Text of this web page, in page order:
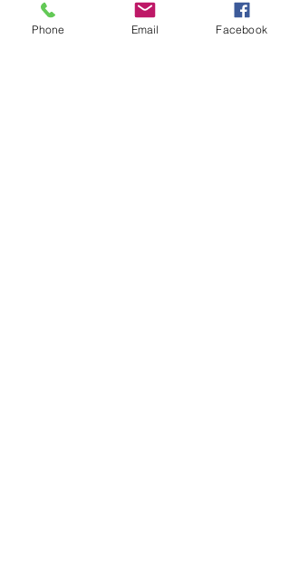
Phone Email Facebook